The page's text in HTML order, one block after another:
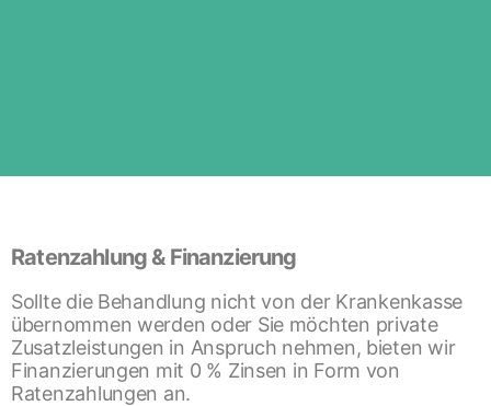
Finanzierung
Ratenzahlung & Finanzierung
Sollte die Behandlung nicht von der Krankenkasse
übernommen werden oder Sie möchten private
Zusatzleistungen in Anspruch nehmen, bieten wir
Finanzierungen mit 0 % Zinsen in Form von
Ratenzahlungen an.